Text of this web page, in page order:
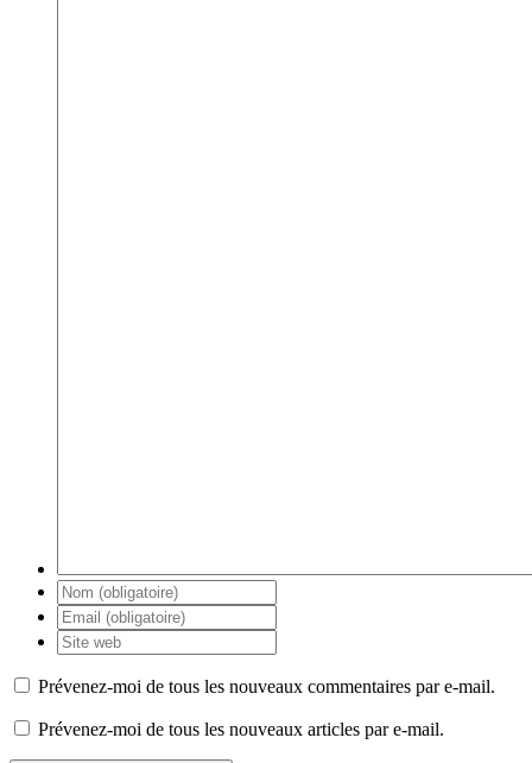
Prévenez-moi de tous les nouveaux commentaires par e-mail.
Prévenez-moi de tous les nouveaux articles par e-mail.